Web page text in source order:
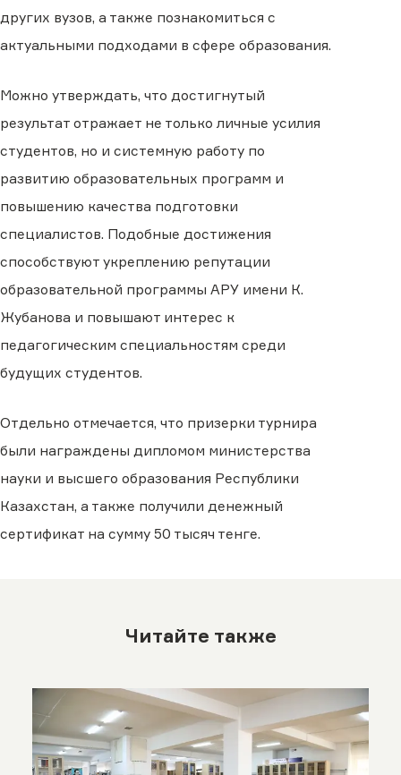
других вузов, а также познакомиться с
актуальными подходами в сфере образования.
Можно утверждать, что достигнутый
результат отражает не только личные усилия
студентов, но и системную работу по
развитию образовательных программ и
повышению качества подготовки
специалистов. Подобные достижения
способствуют укреплению репутации
образовательной программы АРУ имени К.
Жубанова и повышают интерес к
педагогическим специальностям среди
будущих студентов.
Отдельно отмечается, что призерки турнира
были награждены дипломом министерства
науки и высшего образования Республики
Казахстан, а также получили денежный
сертификат на сумму 50 тысяч тенге.
Читайте также